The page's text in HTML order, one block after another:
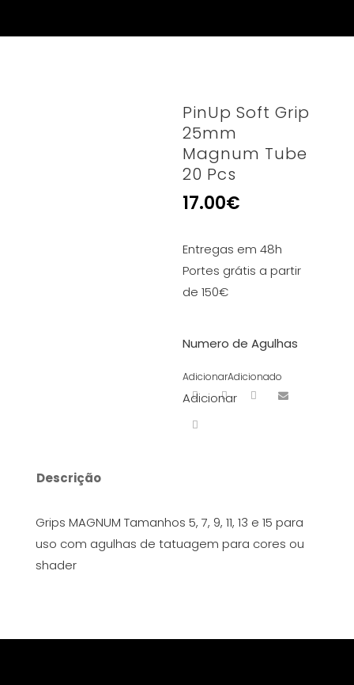
PinUp Soft Grip
25mm
Magnum Tube
20 Pcs
17.00€
Entregas em 48h
Portes grátis a partir
de 150€
Numero de Agulhas
AdicionarAdicionado
Adicionar
Descrição
Grips MAGNUM Tamanhos 5, 7, 9, 11, 13 e 15 para
uso com agulhas de tatuagem para cores ou
shader